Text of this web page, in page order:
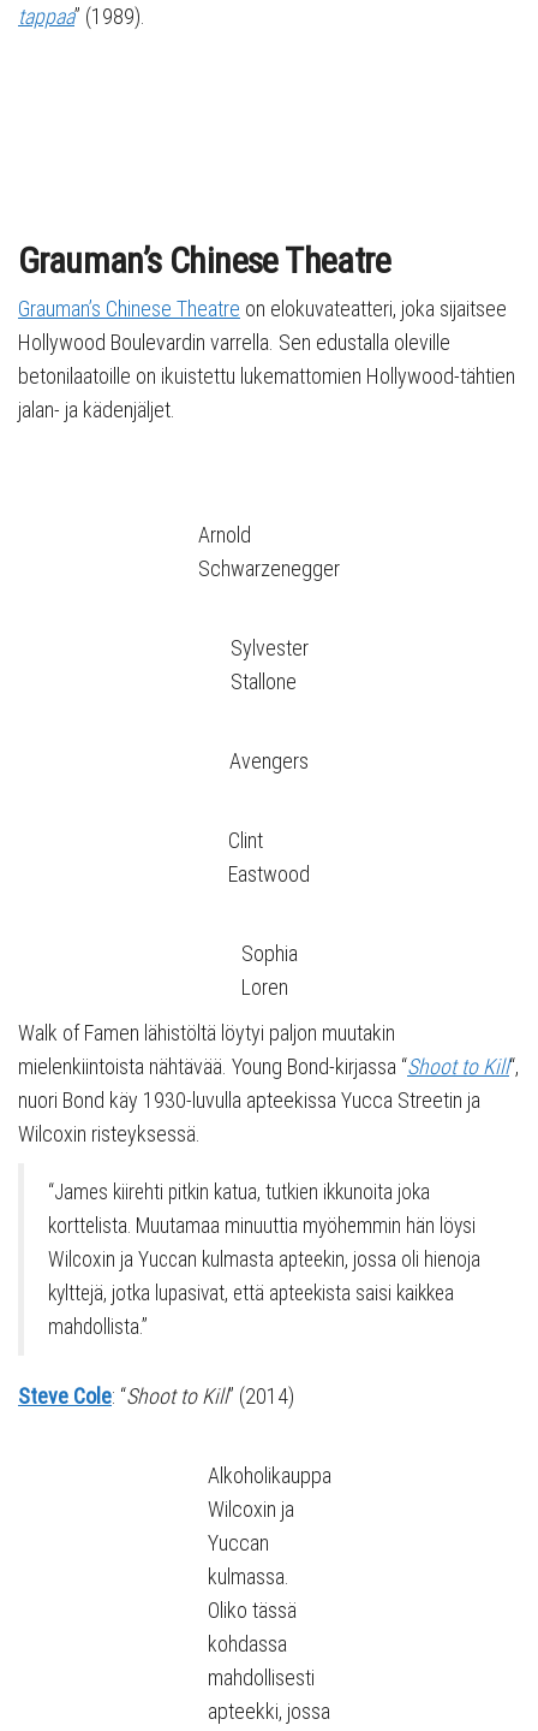
tappaa” (1989).
Grauman’s Chinese Theatre
Grauman’s Chinese Theatre on elokuvateatteri, joka sijaitsee
Hollywood Boulevardin varrella. Sen edustalla oleville
betonilaatoille on ikuistettu lukemattomien Hollywood-tähtien
jalan- ja kädenjäljet.
Arnold
Schwarzenegger
Sylvester
Stallone
Avengers
Clint
Eastwood
Sophia
Loren
Walk of Famen lähistöltä löytyi paljon muutakin
mielenkiintoista nähtävää. Young Bond-kirjassa “Shoot to Kill“,
nuori Bond käy 1930-luvulla apteekissa Yucca Streetin ja
Wilcoxin risteyksessä.
“James kiirehti pitkin katua, tutkien ikkunoita joka
korttelista. Muutamaa minuuttia myöhemmin hän löysi
Wilcoxin ja Yuccan kulmasta apteekin, jossa oli hienoja
kylttejä, jotka lupasivat, että apteekista saisi kaikkea
mahdollista.”
Steve Cole: “Shoot to Kill” (2014)
Alkoholikauppa
Wilcoxin ja
Yuccan
kulmassa.
Oliko tässä
kohdassa
mahdollisesti
apteekki, jossa